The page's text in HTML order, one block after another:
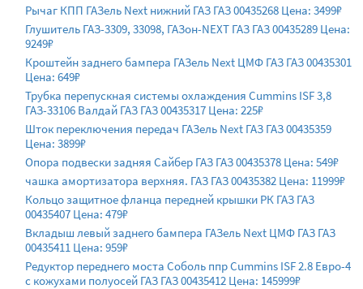
Рычаг КПП ГАЗель Next нижний ГАЗ ГАЗ 00435268 Цена: 3499₽
Глушитель ГАЗ-3309, 33098, ГАЗон-NEXT ГАЗ ГАЗ 00435289 Цена:
9249₽
Кроштейн заднего бампера ГАЗель Next ЦМФ ГАЗ ГАЗ 00435301
Цена: 649₽
Трубка перепускная системы охлаждения Cummins ISF 3,8
ГАЗ-33106 Валдай ГАЗ ГАЗ 00435317 Цена: 225₽
Шток переключения передач ГАЗель Next ГАЗ ГАЗ 00435359
Цена: 3899₽
Опора подвески задняя Сайбер ГАЗ ГАЗ 00435378 Цена: 549₽
чашка амортизатора верхняя. ГАЗ ГАЗ 00435382 Цена: 11999₽
Кольцо защитное фланца передней крышки РК ГАЗ ГАЗ
00435407 Цена: 479₽
Вкладыш левый заднего бампера ГАЗель Next ЦМФ ГАЗ ГАЗ
00435411 Цена: 959₽
Редуктор переднего моста Соболь ппр Cummins ISF 2.8 Евро-4
с кожухами полуосей ГАЗ ГАЗ 00435412 Цена: 145999₽